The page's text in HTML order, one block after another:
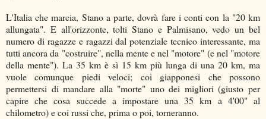
L'Italia che marcia, Stano a parte, dovrà fare i conti con la "20 km
allungata". E all'orizzonte, tolti Stano e Palmisano, vedo un bel
numero di ragazze e ragazzi dal potenziale tecnico interessante, ma
tutti ancora da "costruire", nella mente e nel "motore" (e nel "motore
della mente"). La 35 km è sì 15 km più lunga di una 20 km, ma
vuole comunque piedi veloci; coi giapponesi che possono
permettersi di mandare alla "morte" uno dei migliori (giusto per
capire che cosa succede a impostare una 35 km a 4'00" al
chilometro) e coi russi che, prima o poi, torneranno.